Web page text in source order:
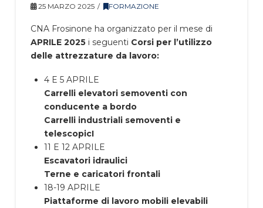
25 MARZO 2025 FORMAZIONE
CNA Frosinone ha organizzato per il mese di
APRILE 2025i seguenti Corsi per l’utilizzo
delle attrezzature da lavoro:
4 E 5 APRILE
Carrelli elevatori semoventi con
conducente a bordo
Carrelli industriali semoventi e
telescopicI
11 E 12 APRILE
Escavatori idraulici
Terne e caricatori frontali
18-19 APRILE
Piattaforme di lavoro mobili elevabili